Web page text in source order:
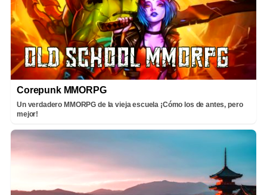
Corepunk MMORPG
Un verdadero MMORPG de la vieja escuela ¡Cómo los de antes, pero
mejor!